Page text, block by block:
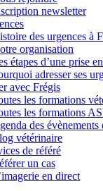
newsletter
des urgences à
organisation
étapes d’une prise
adresser ses
avec Frégis
les formations
les formations
des
vétérinaire
de référé
un cas
en direct